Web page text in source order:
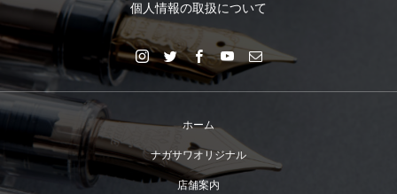
個人情報の取扱について
ホーム
ナガサワオリジナル
店舗案内